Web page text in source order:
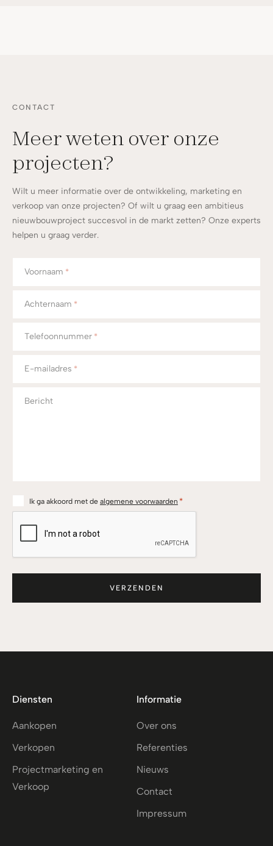
CONTACT
Meer weten over onze
projecten?
Wilt u meer informatie over de ontwikkeling, marketing en
verkoop van onze projecten? Of wilt u graag een ambitieus
nieuwbouwproject succesvol in de markt zetten? Onze experts
helpen u graag verder.
Voornaam *
Achternaam *
Telefoonnummer *
E-mailadres *
Bericht
Ik ga akkoord met de algemene voorwaarden *
Diensten
Aankopen
Verkopen
Projectmarketing en
Verkoop
Informatie
Over ons
Referenties
Nieuws
Contact
Impressum